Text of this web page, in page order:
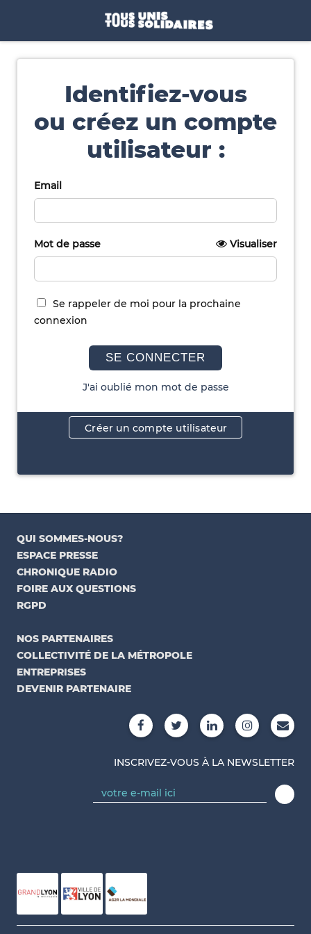
Identifiez-vous
ou créez un compte
utilisateur :
Email
Mot de passe Visualiser
Se rappeler de moi pour la prochaine
connexion
SE CONNECTER
J'ai oublié mon mot de passe
Créer un compte utilisateur
QUI SOMMES-NOUS?
ESPACE PRESSE
CHRONIQUE RADIO
FOIRE AUX QUESTIONS
RGPD
NOS PARTENAIRES
COLLECTIVITÉ DE LA MÉTROPOLE
ENTREPRISES
DEVENIR PARTENAIRE
INSCRIVEZ-VOUS À LA NEWSLETTER